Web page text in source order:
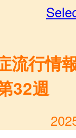
流行情
32週